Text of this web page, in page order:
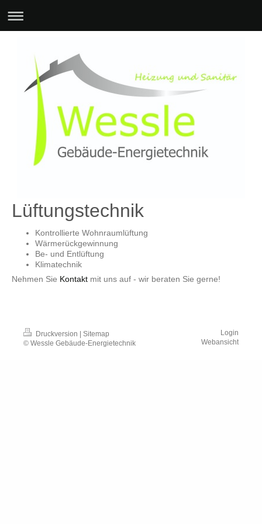
Lüftungstechnik
Kontrollierte Wohnraumlüftung
Wärmerückgewinnung
Be- und Entlüftung
Klimatechnik
Nehmen Sie Kontakt mit uns auf - wir beraten Sie gerne!
Druckversion
Sitemap
© Wessle Gebäude-Energietechnik
Login
Webansicht